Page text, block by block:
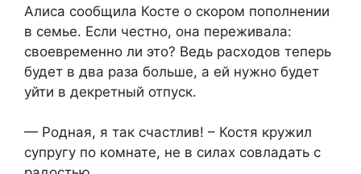
Алиса сообщила Косте о скором пополнении
в семье. Если честно, она переживала:
своевременно ли это? Ведь расходов теперь
будет в два раза больше, а ей нужно будет
уйти в декретный отпуск.
— Родная, я так счастлив! – Костя кружил
супругу по комнате, не в силах совладать с